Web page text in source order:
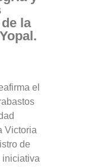
la
el
Victoria
de
iniciativa